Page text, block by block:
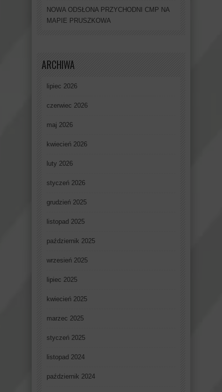
NOWA ODSŁONA PRZYCHODNI CMP NA
MAPIE PRUSZKOWA
ARCHIWA
lipiec 2026
czerwiec 2026
maj 2026
kwiecień 2026
luty 2026
styczeń 2026
grudzień 2025
listopad 2025
październik 2025
wrzesień 2025
lipiec 2025
kwiecień 2025
marzec 2025
styczeń 2025
listopad 2024
październik 2024